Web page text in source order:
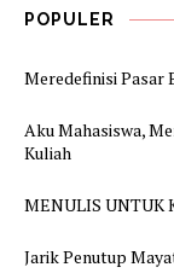
POPULER
Meredefinisi Pasar
Aku Mahasiswa,
Kuliah
MENULIS UNTUK
Jarik Penutup